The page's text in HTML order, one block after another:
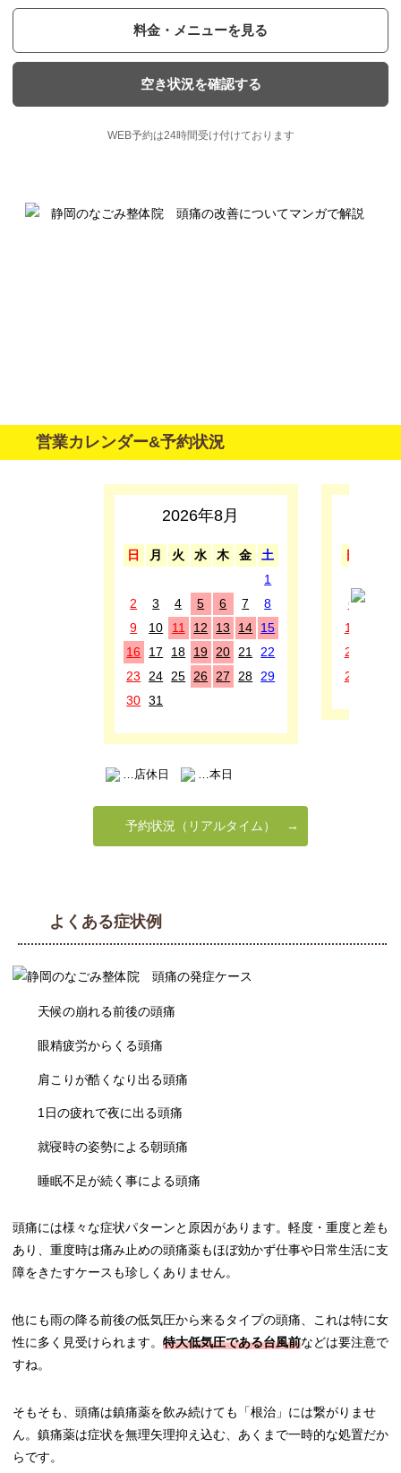
料金・メニューを見る
空き状況を確認する
WEB予約は24時間受け付けております
営業カレンダー&予約状況
2026年8月
日 月 火 水 木 金
土
1
2
3 4 5 6 7
8
9
10 11 12 13 14
15
16
17 18 19 20 21 22
23
24 25 26 27 28 29
30 31
日
6
13
20
27
…店休日 …本日
予約状況（リアルタイム）
よくある症状例
天候の崩れる前後の頭痛
眼精疲労からくる頭痛
肩こりが酷くなり出る頭痛
1日の疲れで夜に出る頭痛
就寝時の姿勢による朝頭痛
睡眠不足が続く事による頭痛
頭痛には様々な症状パターンと原因があります。軽度・重度と差も
あり、重度時は痛み止めの頭痛薬もほぼ効かず仕事や日常生活に支
障をきたすケースも珍しくありません。
他にも雨の降る前後の低気圧から来るタイプの頭痛、これは特に女
性に多く見受けられます。 特大低気圧である台風前などは要注意で
すね。
そもそも、頭痛は鎮痛薬を飲み続けても「根治」には繋がりませ
ん。鎮痛薬は症状を無理矢理抑え込む、あくまで一時的な処置だか
らです。